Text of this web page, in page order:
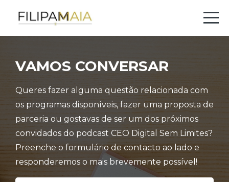
VAMOS CONVERSAR
Queres fazer alguma questão relacionada com
os programas disponíveis, fazer uma proposta de
parceria ou gostavas de ser um dos próximos
convidados do podcast CEO Digital Sem Limites?
Preenche o formulário de contacto ao lado e
responderemos o mais brevemente possível!